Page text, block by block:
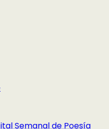
Semanal de Poesía